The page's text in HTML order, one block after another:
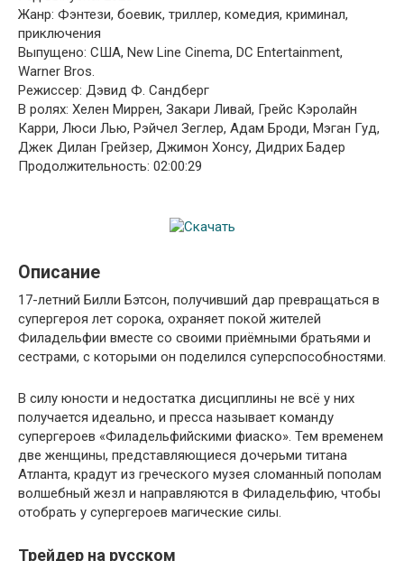
Жанр: Фэнтези, боевик, триллер, комедия, криминал,
приключения
Выпущено: США, New Line Cinema, DC Entertainment,
Warner Bros.
Режиссер: Дэвид Ф. Сандберг
В ролях: Хелен Миррен, Закари Ливай, Грейс Кэролайн
Карри, Люси Лью, Рэйчел Зеглер, Адам Броди, Мэган Гуд,
Джек Дилан Грейзер, Джимон Хонсу, Дидрих Бадер
Продолжительность: 02:00:29
Описание
17-летний Билли Бэтсон, получивший дар превращаться в
супергероя лет сорока, охраняет покой жителей
Филадельфии вместе со своими приёмными братьями и
сестрами, с которыми он поделился суперспособностями.
В силу юности и недостатка дисциплины не всё у них
получается идеально, и пресса называет команду
супергероев «Филадельфийскими фиаско». Тем временем
две женщины, представляющиеся дочерьми титана
Атланта, крадут из греческого музея сломанный пополам
волшебный жезл и направляются в Филадельфию, чтобы
отобрать у супергероев магические силы.
Трейдер на русском